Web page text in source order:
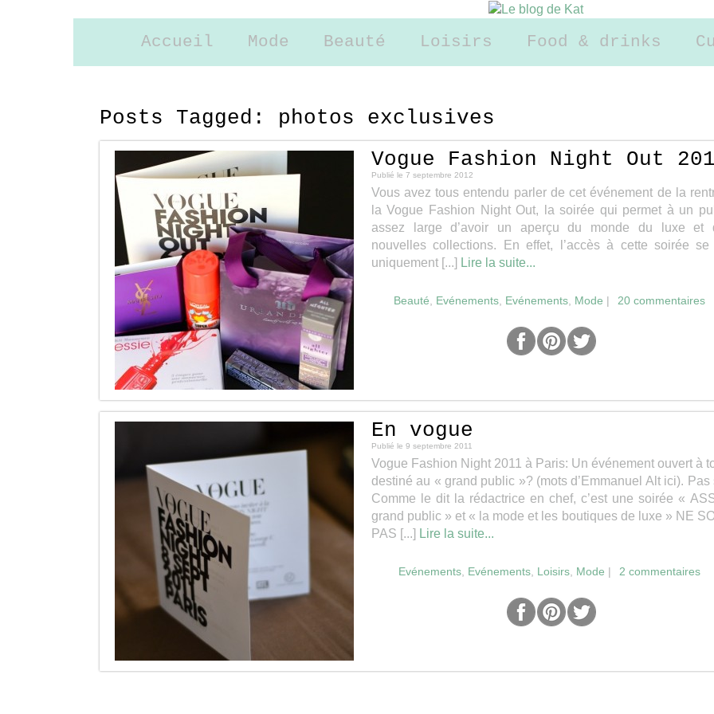
Accueil Mode Beauté Loisirs Food & drinks
Posts Tagged:
photos exclusives
Vogue Fashion Night Out
Publié le 7 septembre 2012
Vous avez tous entendu parler de cet événement de la
la Vogue Fashion Night Out, la soirée qui permet à un
assez large d’avoir un aperçu du monde du luxe et
nouvelles collections. En effet, l’accès à cette soirée se
uniquement [...] Lire la suite...
Beauté Evénements Evénements Mode | 20 commentaires
En vogue
Publié le 9 septembre 2011
Vogue Fashion Night 2011 à Paris: Un événement ouvert à
destiné au « grand public »? (mots d’Emmanuel Alt ici). Pas
Comme le dit la rédactrice en chef, c’est une soirée «
grand public » et « la mode et les boutiques de luxe » NE
PAS [...] Lire la suite...
Evénements Evénements Loisirs Mode | 2 commentaires